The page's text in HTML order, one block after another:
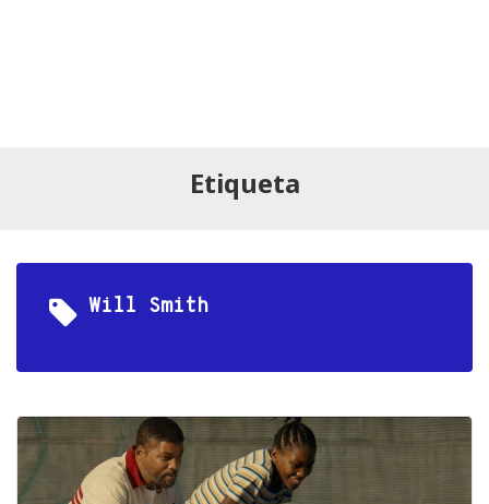
Etiqueta
Will Smith